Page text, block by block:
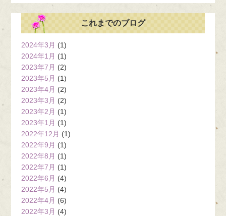
これまでのブログ
2024年3月 (1)
2024年1月 (1)
2023年7月 (2)
2023年5月 (1)
2023年4月 (2)
2023年3月 (2)
2023年2月 (1)
2023年1月 (1)
2022年12月 (1)
2022年9月 (1)
2022年8月 (1)
2022年7月 (1)
2022年6月 (4)
2022年5月 (4)
2022年4月 (6)
2022年3月 (4)